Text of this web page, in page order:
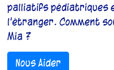
palliatifs pédiatriques
l’étranger. Comment
Mia ?
Nous Aider